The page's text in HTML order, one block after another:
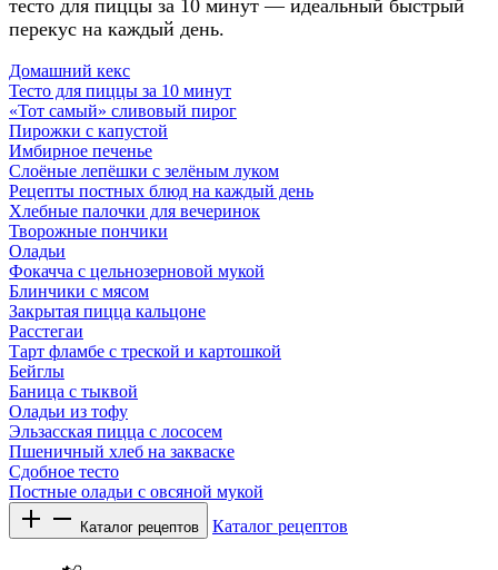
тесто для пиццы за 10 минут — идеальный быстрый
перекус на каждый день.
Домашний кекс
Тесто для пиццы за 10 минут
«Тот самый» сливовый пирог
Пирожки с капустой
Имбирное печенье
Слоёные лепёшки с зелёным луком
Рецепты постных блюд на каждый день
Хлебные палочки для вечеринок
Творожные пончики
Оладьи
Фокачча с цельнозерновой мукой
Блинчики с мясом
Закрытая пицца кальцоне
Расстегаи
Тарт фламбе с треской и картошкой
Бейглы
Баница с тыквой
Оладьи из тофу
Эльзасская пицца с лососем
Пшеничный хлеб на закваске
Сдобное тесто
Постные оладьи с овсяной мукой
Каталог рецептов Каталог рецептов